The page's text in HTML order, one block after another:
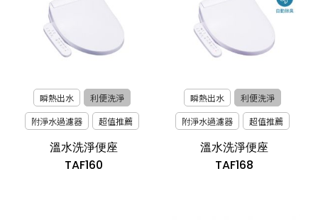
瞬熱出水
利便洗淨
附淨水過濾器
超值推薦
溫水洗淨便座
TAF160
瞬熱出水
利便洗淨
附淨水過濾器
超值推薦
溫水洗淨便座
TAF168